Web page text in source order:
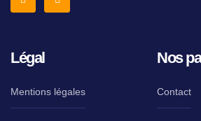
Légal
Mentions légales
Nos
Contact